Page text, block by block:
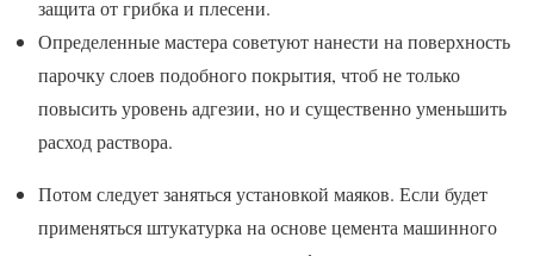
защита от грибка и плесени.
Определенные мастера советуют нанести на поверхность
парочку слоев подобного покрытия, чтоб не только
повысить уровень адгезии, но и существенно уменьшить
расход раствора.
Потом следует заняться установкой маяков. Если будет
применяться штукатурка на основе цемента машинного